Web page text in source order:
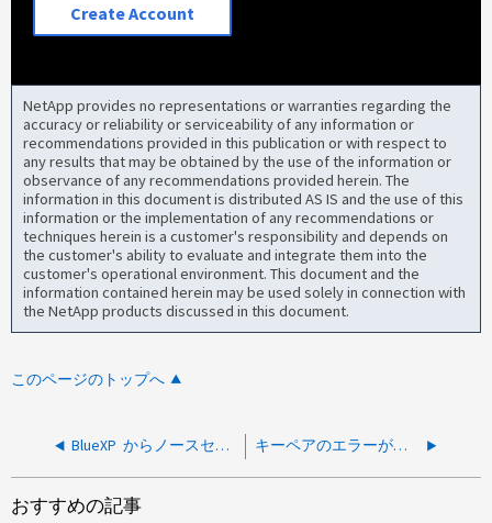
Create Account
NetApp provides no representations or warranties regarding the
accuracy or reliability or serviceability of any information or
recommendations provided in this publication or with respect to
any results that may be obtained by the use of the information or
observance of any recommendations provided herein. The
information in this document is distributed AS IS and the use of this
information or the implementation of any recommendations or
techniques herein is a customer's responsibility and depends on
the customer's ability to evaluate and integrate them into the
customer's operational environment. This document and the
information contained herein may be used solely in connection with
the NetApp products discussed in this document.
このページのトップへ
BlueXP からノースセントラルリージョンにCVOを導入できない キーペアのエラーが原因で、 Cloud Manager に新しい作業環境を導入できません
おすすめの記事